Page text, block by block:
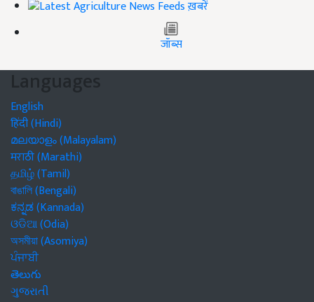
ख़बरें
जॉब्स
Languages
English
हिंदी (Hindi)
മലയാളം (Malayalam)
मराठी (Marathi)
தமிழ் (Tamil)
বাঙালি (Bengali)
ಕನ್ನಡ (Kannada)
ଓଡିଆ (Odia)
অসমীয়া (Asomiya)
ਪੰਜਾਬੀ
తెలుగు
ગુજરાતી